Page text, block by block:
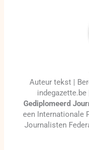
Auteur tekst |
Gediplomeerd
een Internationale
Journalisten